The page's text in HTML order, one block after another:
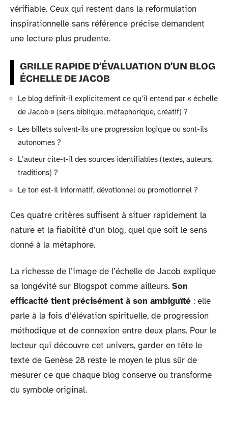
vérifiable. Ceux qui restent dans la reformulation
inspirationnelle sans référence précise demandent
une lecture plus prudente.
GRILLE RAPIDE D’ÉVALUATION D’UN BLOG
ÉCHELLE DE JACOB
Le blog définit-il explicitement ce qu’il entend par « échelle
de Jacob » (sens biblique, métaphorique, créatif) ?
Les billets suivent-ils une progression logique ou sont-ils
autonomes ?
L’auteur cite-t-il des sources identifiables (textes, auteurs,
traditions) ?
Le ton est-il informatif, dévotionnel ou promotionnel ?
Ces quatre critères suffisent à situer rapidement la
nature et la fiabilité d’un blog, quel que soit le sens
donné à la métaphore.
La richesse de l’image de l’échelle de Jacob explique
sa longévité sur Blogspot comme ailleurs. Son
efficacité tient précisément à son ambiguïté : elle
parle à la fois d’élévation spirituelle, de progression
méthodique et de connexion entre deux plans. Pour le
lecteur qui découvre cet univers, garder en tête le
texte de Genèse 28 reste le moyen le plus sûr de
mesurer ce que chaque blog conserve ou transforme
du symbole original.